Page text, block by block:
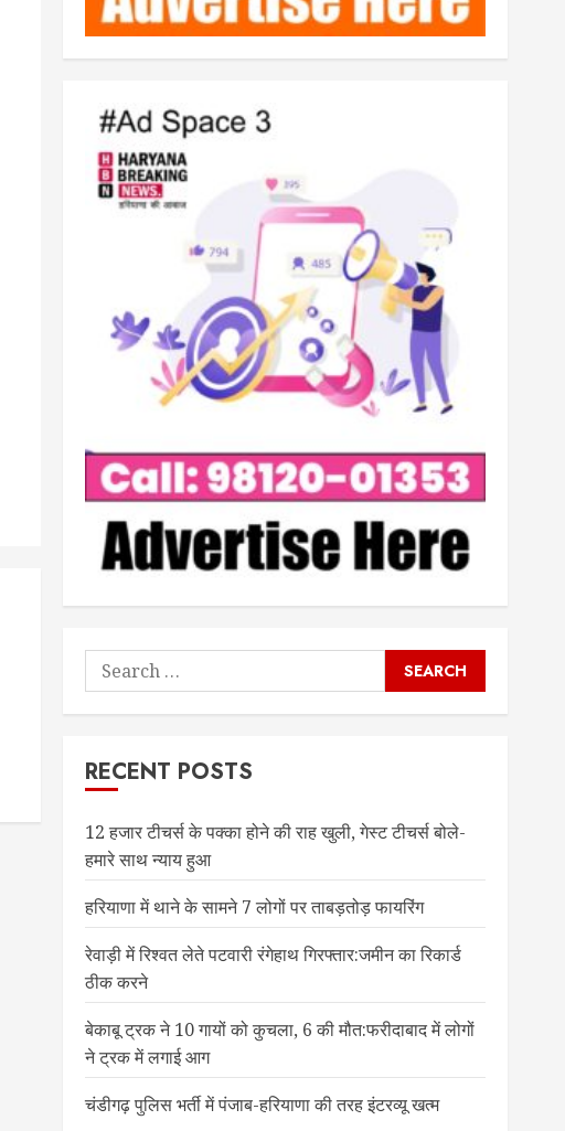
Search
for:
RECENT POSTS
12 हजार टीचर्स के पक्का होने की राह खुली, गेस्ट टीचर्स बोले-
हमारे साथ न्याय हुआ
हरियाणा में थाने के सामने 7 लोगों पर ताबड़तोड़ फायरिंग
रेवाड़ी में रिश्वत लेते पटवारी रंगेहाथ गिरफ्तार:जमीन का रिकार्ड
ठीक करने
बेकाबू ट्रक ने 10 गायों को कुचला, 6 की मौत:फरीदाबाद में लोगों
ने ट्रक में लगाई आग
चंडीगढ़ पुलिस भर्ती में पंजाब-हरियाणा की तरह इंटरव्यू खत्म